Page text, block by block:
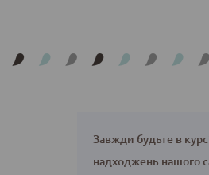
Завжди будьте в
надходжень нашого